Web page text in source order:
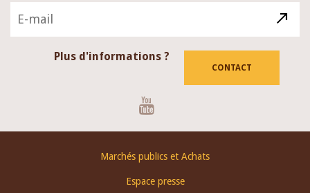
Plus d'informations ?
CONTACT
Marchés publics et Achats
Espace presse